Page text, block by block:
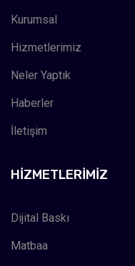
Kurumsal
Hizmetlerimiz
Neler Yaptık
Haberler
İletişim
HIZMETLERIMIZ
Dijital Baskı
Matbaa